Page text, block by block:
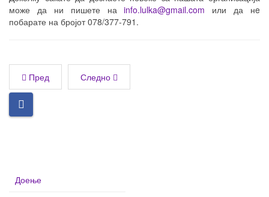
може да ни пишете наinfo.lulka@gmail.com или да нe
побарате на бројот 078/377-791.
Пред Следно
Доење